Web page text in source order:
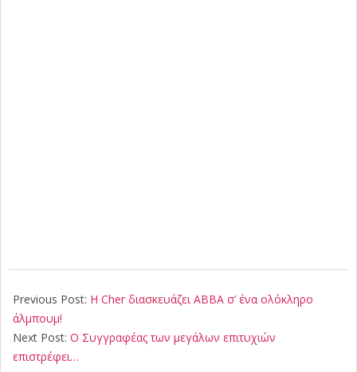
08-
10
Previous Post: Η Cher διασκευάζει ABBA σ’ ένα ολόκληρο
άλμπουμ!
Next Post: Ο Συγγραφέας των μεγάλων επιτυχιών
επιστρέφει…